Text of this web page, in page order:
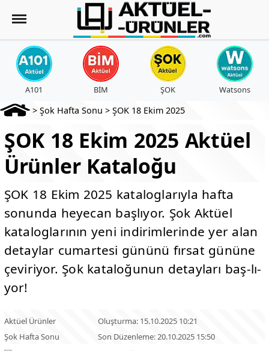
A101 BİM ŞOK Watsons
> Şok Hafta Sonu > ŞOK 18 Ekim 2025
ŞOK 18 Ekim 2025 Aktüel
Ürünler Kataloğu
ŞOK 18 Ekim 2025 kataloglarıyla hafta
sonunda heyecan başlıyor. Şok Aktüel
kataloglarının yeni indirimlerinde yer alan
detaylar cumartesi gününü fırsat gününe
çeviriyor. Şok kataloğunun detayları baş-lı-
yor!
Aktüel Ürünler
Şok Hafta Sonu
Oluşturma: 15.10.2025 10:21
Son Düzenleme: 20.10.2025 15:50